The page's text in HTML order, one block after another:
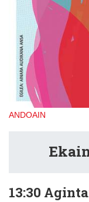
ANDOAIN
13:30